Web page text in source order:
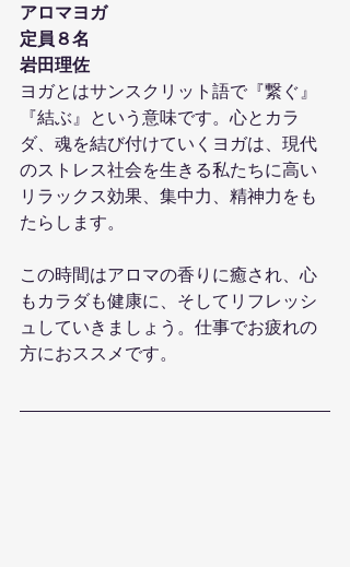
アロマヨガ
定員８名
岩田理佐
ヨガとはサンスクリット語で『繋ぐ』
『結ぶ』という意味です。心とカラ
ダ、魂を結び付けていくヨガは、現代
のストレス社会を生きる私たちに高い
リラックス効果、集中力、精神力をも
たらします。
この時間はアロマの香りに癒され、心
もカラダも健康に、そしてリフレッシ
ュしていきましょう。仕事でお疲れの
方におススメです。